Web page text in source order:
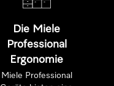
Die Miele
Professional
Ergonomie
Miele Professional